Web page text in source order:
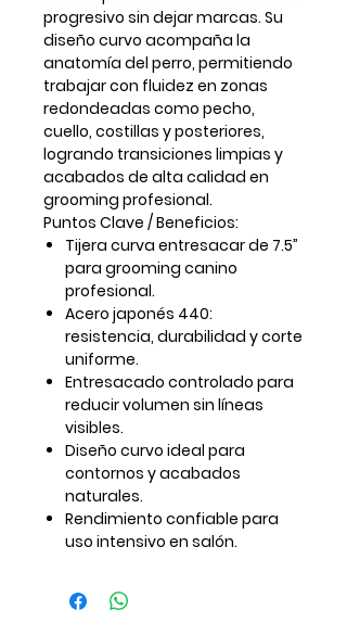
progresivo sin dejar marcas. Su
diseño curvo acompaña la
anatomía del perro, permitiendo
trabajar con fluidez en zonas
redondeadas como pecho,
cuello, costillas y posteriores,
logrando transiciones limpias y
acabados de alta calidad en
grooming profesional.
Puntos Clave / Beneficios:
Tijera curva entresacar de 7.5”
para grooming canino
profesional.
Acero japonés 440:
resistencia, durabilidad y corte
uniforme.
Entresacado controlado para
reducir volumen sin líneas
visibles.
Diseño curvo ideal para
contornos y acabados
naturales.
Rendimiento confiable para
uso intensivo en salón.